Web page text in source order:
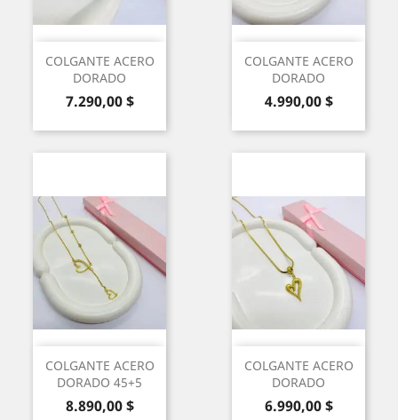
COLGANTE ACERO
DORADO
Precio
7.290,00 $
COLGANTE ACERO
DORADO
Precio
4.990,00 $
COLGANTE ACERO
DORADO 45+5
Precio
8.890,00 $
COLGANTE ACERO
DORADO
Precio
6.990,00 $